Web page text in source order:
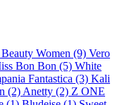
Beauty Women (9) Vero
Bon Bon (5) White
Fantastica (3) Kali
(2) Anetty (2) Z ONE